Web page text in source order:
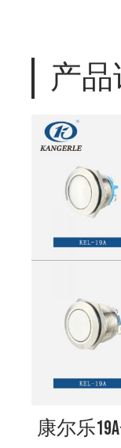
产
康尔乐